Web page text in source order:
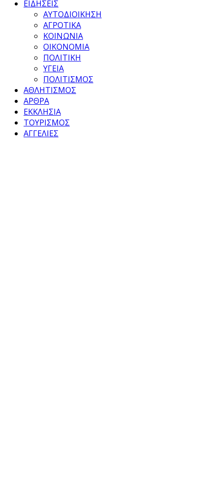
ΕΙΔΗΣΕΙΣ
ΑΥΤΟΔΙΟΙΚΗΣΗ
ΑΓΡΟΤΙΚΑ
ΚΟΙΝΩΝΙΑ
ΟΙΚΟΝΟΜΙΑ
ΠΟΛΙΤΙΚΗ
ΥΓΕΙΑ
ΠΟΛΙΤΙΣΜΟΣ
ΑΘΛΗΤΙΣΜΟΣ
ΑΡΘΡΑ
ΕΚΚΛΗΣΙΑ
ΤΟΥΡΙΣΜΟΣ
ΑΓΓΕΛΙΕΣ